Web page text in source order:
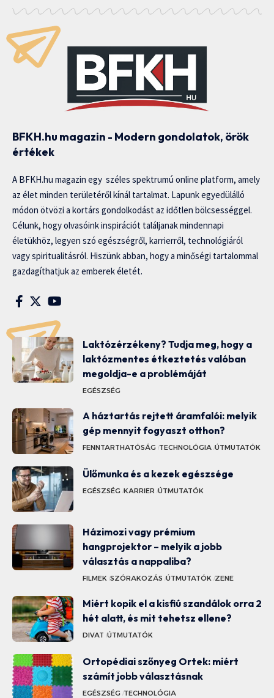
BFKH.hu magazin - Modern gondolatok, örök
értékek
A BFKH.hu magazin egy széles spektrumú online platform, amely
az élet minden területéről kínál tartalmat. Lapunk egyedülálló
módon ötvözi a kortárs gondolkodást az időtlen bölcsességgel.
Célunk, hogy olvasóink inspirációt találjanak mindennapi
életükhöz, legyen szó egészségről, karrierről, technológiáról
vagy spiritualitásról. Hiszünk abban, hogy a minőségi tartalommal
gazdagíthatjuk az emberek életét.
Laktózérzékeny? Tudja meg, hogy a
laktózmentes étkeztetés valóban
megoldja-e a problémáját
EGÉSZSÉG
A háztartás rejtett áramfalói: melyik
gép mennyit fogyaszt otthon?
FENNTARTHATÓSÁG TECHNOLÓGIA ÚTMUTATÓK
Ülőmunka és a kezek egészsége
EGÉSZSÉG KARRIER ÚTMUTATÓK
Házimozi vagy prémium
hangprojektor – melyik a jobb
választás a nappaliba?
FILMEK SZÓRAKOZÁS ÚTMUTATÓK ZENE
Miért kopik el a kisfiú szandálok orra 2
hét alatt, és mit tehetsz ellene?
DIVAT ÚTMUTATÓK
Ortopédiai szőnyeg Ortek: miért
számít jobb választásnak
EGÉSZSÉG TECHNOLÓGIA